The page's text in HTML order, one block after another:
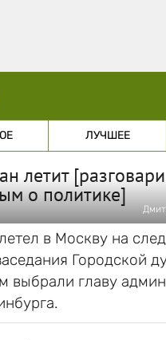
ЛУЧШЕЕ
летит
о политике]
в Москву на
Городской
выбрали главу